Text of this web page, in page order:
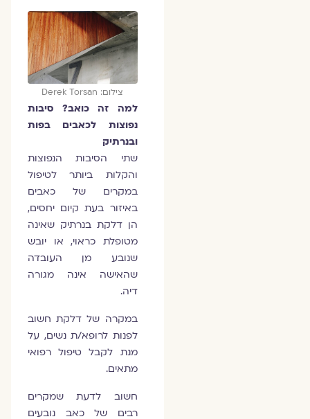
צילום: Derek Torsan
למה זה כואב? סיבות
נפוצות לכאבים בפות
ובנרתיק
שתי הסיבות הנפוצות
והקלות ביותר לטיפול
במקרים של כאבים
באיזור בעת קיום יחסים,
הן דלקת בנרתיק שאינה
מטופלת כראוי, או יובש
שנובע מן העובדה
שהאישה אינה מגורה
דיה.
במקרה של דלקת חשוב
לפנות לרופא/ת נשים, על
מנת לקבל טיפול רפואי
מתאים.
חשוב לדעת שמקרים
רבים של כאב נובעים